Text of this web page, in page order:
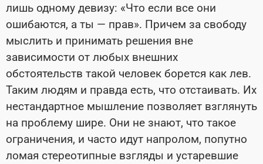
лишь одному девизу: «Что если все они
ошибаются, а ты — прав». Причем за свободу
мыслить и принимать решения вне
зависимости от любых внешних
обстоятельств такой человек борется как лев.
Таким людям и правда есть, что отстаивать. Их
нестандартное мышление позволяет взглянуть
на проблему шире. Они не знают, что такое
ограничения, и часто идут напролом, попутно
ломая стереотипные взгляды и устаревшие